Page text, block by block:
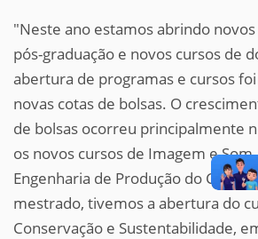
"Neste ano estamos abrindo
pós-graduação e novos cursos de
abertura de programas e cursos
novas cotas de bolsas. O
de bolsas ocorreu principalmente
os novos cursos de Imagem e
Engenharia de Produção do
mestrado, tivemos a abertura do
Conservação e Sustentabilidade,